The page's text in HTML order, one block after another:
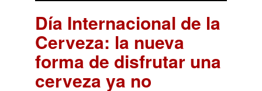
Día Internacional de la
Cerveza: la nueva
forma de disfrutar una
cerveza ya no